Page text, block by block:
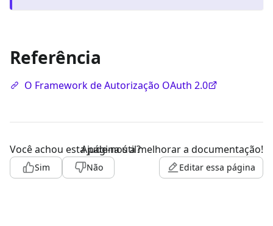
Referência
O Framework de Autorização OAuth 2.0
Você achou esta página útil?
Sim Não
Ajude-nos a melhorar a documentação!
Editar essa página